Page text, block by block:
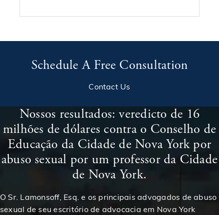
Schedule A Free Consultation
Contact Us
Nossos resultados: veredicto de 16
milhões de dólares contra o Conselho de
Educação da Cidade de Nova York por
abuso sexual por um professor da Cidade
de Nova York.
O Sr. Lamonsoff, Esq. e os principais advogados de abuso
sexual de seu escritório de advocacia em Nova York
Acordo em caso de acidente de escorregão e queda
$1,500,000 Acordo em caso de acidente de escorregão e queda
$1,500,000 Recuperado em um acidente de construção